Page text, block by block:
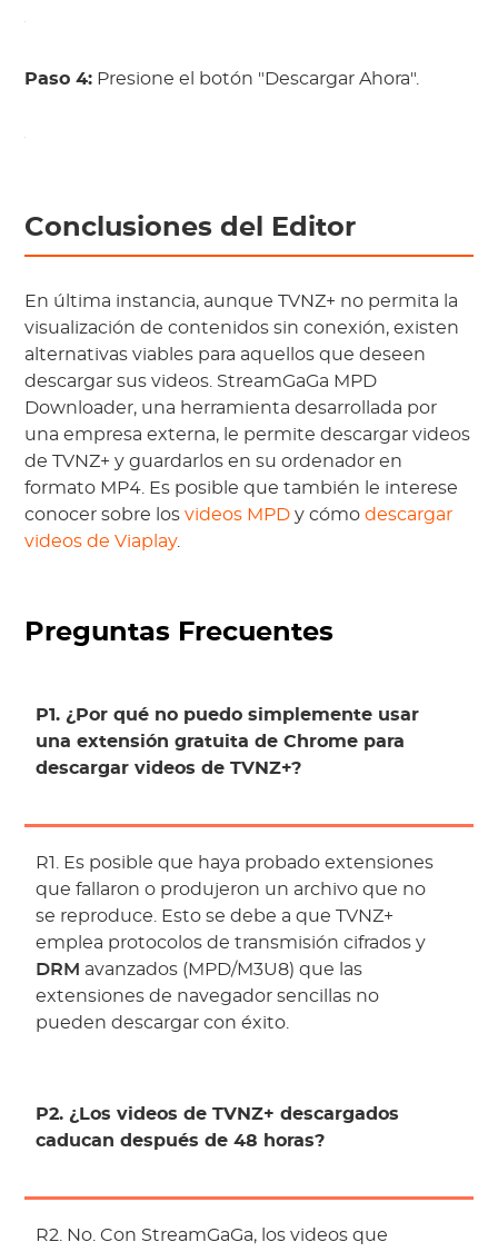
Paso 4: Presione el botón "Descargar Ahora".
Conclusiones del Editor
En última instancia, aunque TVNZ+ no permita la
visualización de contenidos sin conexión, existen
alternativas viables para aquellos que deseen
descargar sus videos. StreamGaGa MPD
Downloader, una herramienta desarrollada por
una empresa externa, le permite descargar videos
de TVNZ+ y guardarlos en su ordenador en
formato MP4. Es posible que también le interese
conocer sobre losvideos MPD y cómodescargar
videos de Viaplay.
Preguntas Frecuentes
P1. ¿Por qué no puedo simplemente usar
una extensión gratuita de Chrome para
descargar videos de TVNZ+?
R1. Es posible que haya probado extensiones
que fallaron o produjeron un archivo que no
se reproduce. Esto se debe a que TVNZ+
emplea protocolos de transmisión cifrados y
DRM avanzados (MPD/M3U8) que las
extensiones de navegador sencillas no
pueden descargar con éxito.
P2. ¿Los videos de TVNZ+ descargados
caducan después de 48 horas?
R2. No. Con StreamGaGa, los videos que